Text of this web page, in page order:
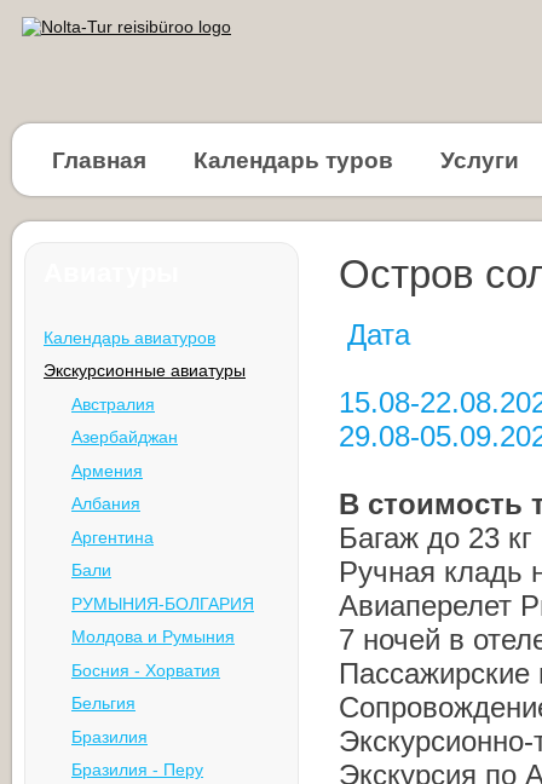
Главная Календарь туров Услуги
Календарь авиатуров
Экскурсионные авиатуры
Австралия
Азербайджан
Армения
Албания
Аргентина
Бали
РУМЫНИЯ-БОЛГАРИЯ
Молдова и Румыния
Босния - Хорватия
Бельгия
Бразилия
Бразилия - Перу
Остров
Дата
15.08-
29.08-
В стоимость
Багаж до 23 кг
Ручная кладь
Авиаперелет
7 ночей в
Пассажирские
Экскурсия по